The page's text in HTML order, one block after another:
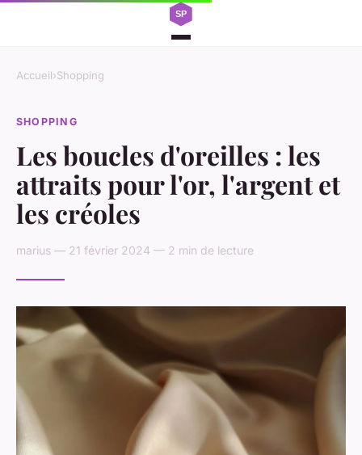
Accueil›Shopping
SHOPPING
Les boucles d'oreilles : les
attraits pour l'or, l'argent et
les créoles
marius — 21 février 2024 — 2 min de lecture